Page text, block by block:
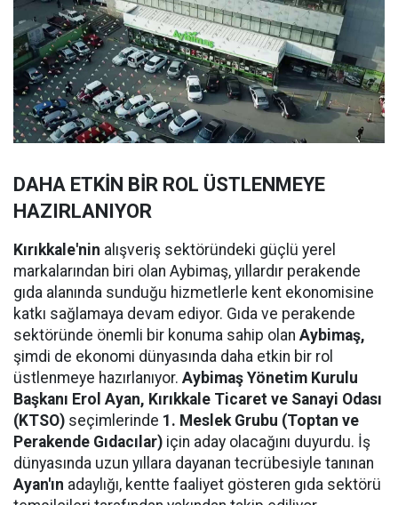
DAHA ETKİN BİR ROL ÜSTLENMEYE
HAZIRLANIYOR
Kırıkkale'nin alışveriş sektöründeki güçlü yerel
markalarından biri olan Aybimaş, yıllardır perakende
gıda alanında sunduğu hizmetlerle kent ekonomisine
katkı sağlamaya devam ediyor. Gıda ve perakende
sektöründe önemli bir konuma sahip olan Aybimaş,
şimdi de ekonomi dünyasında daha etkin bir rol
üstlenmeye hazırlanıyor. Aybimaş Yönetim Kurulu
Başkanı Erol Ayan, Kırıkkale Ticaret ve Sanayi Odası
(KTSO) seçimlerinde 1. Meslek Grubu (Toptan ve
Perakende Gıdacılar) için aday olacağını duyurdu. İş
dünyasında uzun yıllara dayanan tecrübesiyle tanınan
Ayan'ın adaylığı, kentte faaliyet gösteren gıda sektörü